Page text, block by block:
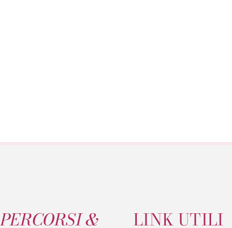
PERCORSI & LINK UTILI